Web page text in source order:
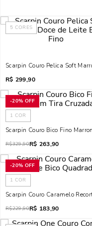
5 CORES
Scarpin Couro Pelica Soft
R$ 299,90
-20% OFF
1 COR
Scarpin Couro Bico Fino
R$329,90R$ 263,90
-20% OFF
1 COR
Scarpin Couro Caramelo
R$229,90R$ 183,90